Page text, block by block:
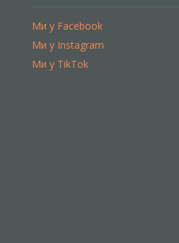
Ми у Facebook
Ми у Instagram
Ми у TikTok